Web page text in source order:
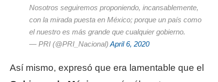
Nosotros seguiremos proponiendo, incansablemente,
con la mirada puesta en México; porque un país como
el nuestro es más grande que cualquier gobierno.
— PRI (@PRI_Nacional) April 6, 2020
Así mismo, expresó que era lamentable que el